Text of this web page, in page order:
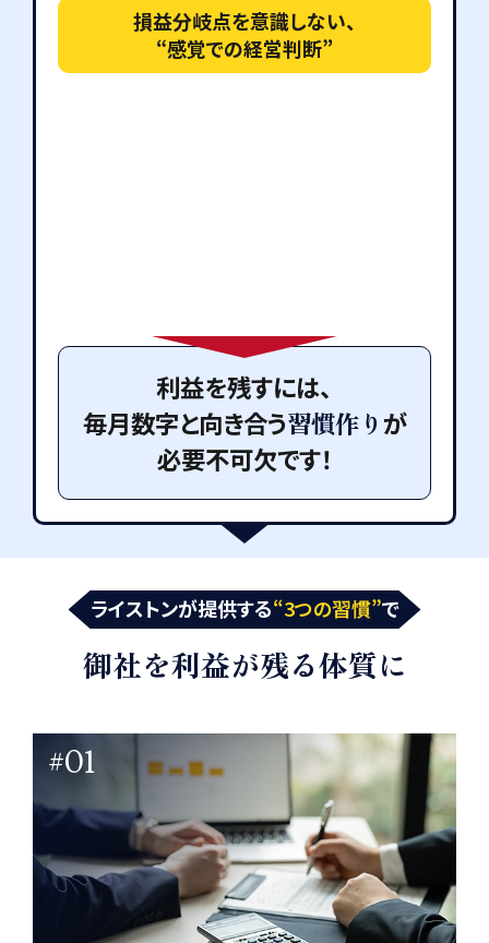
損益分岐点を意識しない、
“感覚での経営判断”
利益を残すには、
毎月数字と向き合う習慣作りが
必要不可欠です！
ライストンが提供する“3つの習慣”で
御社を利益が残る体質に
#01